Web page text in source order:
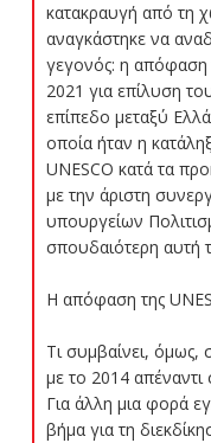
κατακραυγή από τη
αναγκάστηκε να
γεγονός: η απόφαση
2021 για επίλυση
επίπεδο μεταξύ
οποία ήταν η
UNESCO κατά τα
με την άριστη
υπουργείων
σπουδαιότερη αυτή
Η απόφαση της
Τι συμβαίνει, όμως,
με το 2014 απέναντι
Για άλλη μια φορά
βήμα για τη